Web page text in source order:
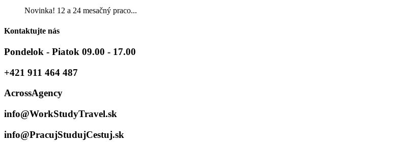
Novinka! 12 a 24 mesačný praco...
Kontaktujte nás
Pondelok - Piatok 09.00 - 17.00
+421 911 464 487
AcrossAgency
info@WorkStudyTravel.sk
info@PracujStudujCestuj.sk